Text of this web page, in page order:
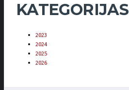
KATEGORIJAS
2023
2024
2025
2026